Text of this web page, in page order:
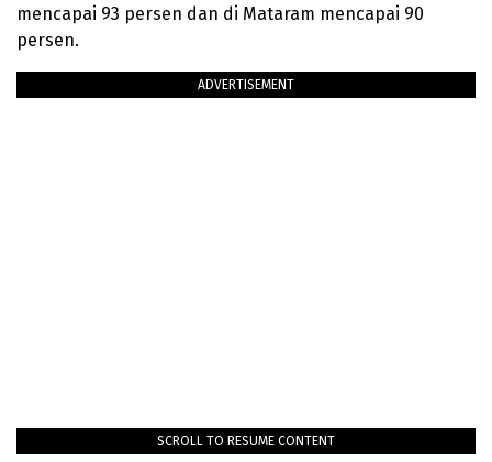
mencapai 93 persen dan di Mataram mencapai 90
persen.
ADVERTISEMENT
SCROLL TO RESUME CONTENT